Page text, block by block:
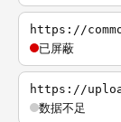
https://
已屏蔽
https://
数据不足